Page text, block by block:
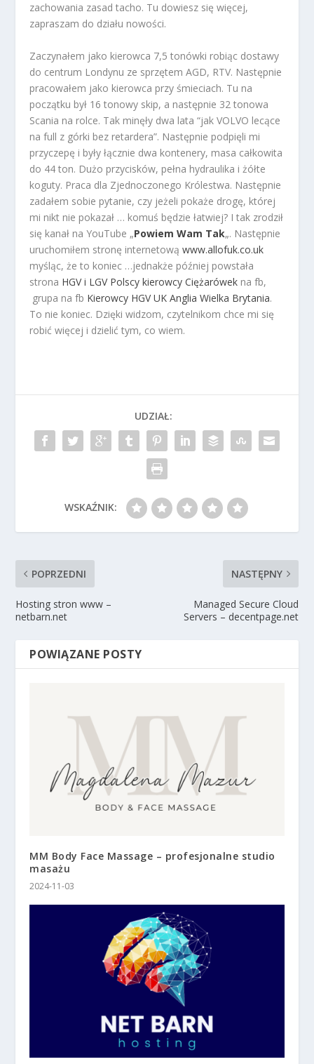
zachowania zasad tacho. Tu dowiesz się więcej,
zapraszam do działu nowości.
Zaczynałem jako kierowca 7,5 tonówki robiąc dostawy
do centrum Londynu ze sprzętem AGD, RTV. Następnie
pracowałem jako kierowca przy śmieciach. Tu na
początku był 16 tonowy skip, a następnie 32 tonowa
Scania na rolce. Tak minęły dwa lata “jak VOLVO lecące
na full z górki bez retardera”. Następnie podpięli mi
przyczepę i były łącznie dwa kontenery, masa całkowita
do 44 ton. Dużo przycisków, pełna hydraulika i żółte
koguty. Praca dla Zjednoczonego Królestwa. Następnie
zadałem sobie pytanie, czy jeżeli pokaże drogę, której
mi nikt nie pokazał … komuś będzie łatwiej? I tak zrodził
się kanał na YouTube „Powiem Wam Tak„. Następnie
uruchomiłem stronę internetowąwww.allofuk.co.uk
myśląc, że to koniec …jednakże później powstała
strona HGV i LGV Polscy kierowcy Ciężarówek na fb,
grupa na fb Kierowcy HGV UK Anglia Wielka Brytania.
To nie koniec. Dzięki widzom, czytelnikom chce mi się
robić więcej i dzielić tym, co wiem.
UDZIAŁ:
WSKAŹNIK:
POPRZEDNI
Hosting stron www –
netbarn.net
NASTĘPNY
Managed Secure Cloud
Servers – decentpage.net
POWIĄZANE POSTY
MM Body Face Massage – profesjonalne studio
masażu
2024-11-03